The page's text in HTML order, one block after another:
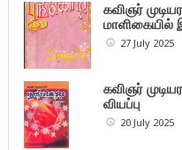
கவிஞர்
மாளிகையில்
27 July 2025
கவிஞர்
வியப்பு
20 July 2025